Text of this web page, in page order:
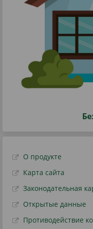
О продукте
Карта сайта
Законодательная
Открытые данные
Противодействие